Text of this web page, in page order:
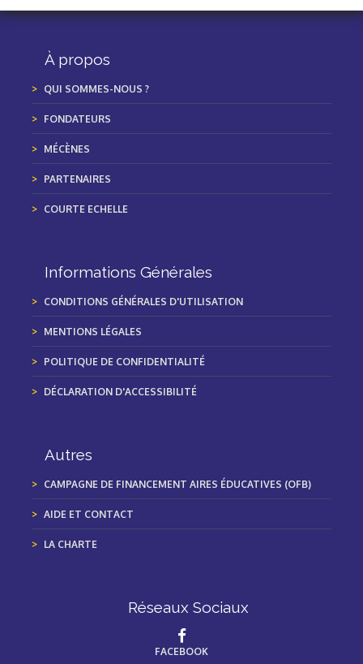
À propos
QUI SOMMES-NOUS ?
FONDATEURS
MÉCÈNES
PARTENAIRES
COURTE ECHELLE
Informations Générales
CONDITIONS GÉNÉRALES D'UTILISATION
MENTIONS LÉGALES
POLITIQUE DE CONFIDENTIALITÉ
DÉCLARATION D'ACCESSIBILITÉ
Autres
CAMPAGNE DE FINANCEMENT AIRES ÉDUCATIVES (OFB)
AIDE ET CONTACT
LA CHARTE
Réseaux Sociaux
FACEBOOK